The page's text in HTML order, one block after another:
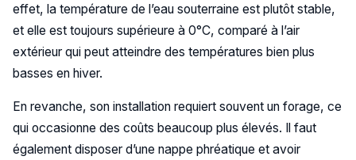
effet, la température de l’eau souterraine est plutôt stable,
et elle est toujours supérieure à 0°C, comparé à l’air
extérieur qui peut atteindre des températures bien plus
basses en hiver.
En revanche, son installation requiert souvent un forage, ce
qui occasionne des coûts beaucoup plus élevés. Il faut
également disposer d’une nappe phréatique et avoir